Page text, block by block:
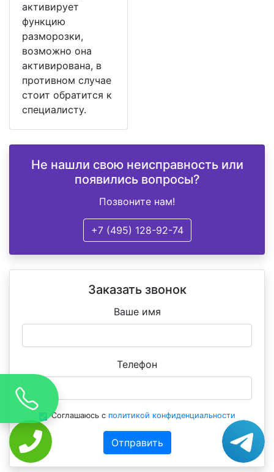
активирует
функцию
разморозки,
возможно она
активирована, в
противном случае
стоит обратится к
специалисту.
Не нашли свою неисправность или
появились вопросы?
Позвоните нам!
+7 (495) 128-92-74
Заказать звонок
Ваше имя
Телефон
Соглашаюсь с политикой конфиденциальности
Отправить